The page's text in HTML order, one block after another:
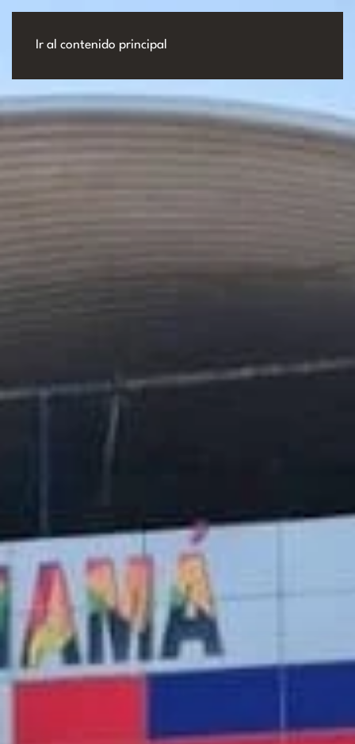
Ir al contenido principal